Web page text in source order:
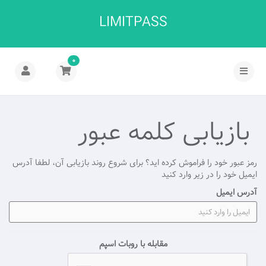
LIMITPASS
0
بازیابی کلمه عبور
رمز عبور خود را فراموش کرده اید؟ برای شروع روند بازیابی آن، لطفا آدرس
ایمیل خود را در زیر وارد کنید
آدرس ایمیل
مقابله با روبات اسپم